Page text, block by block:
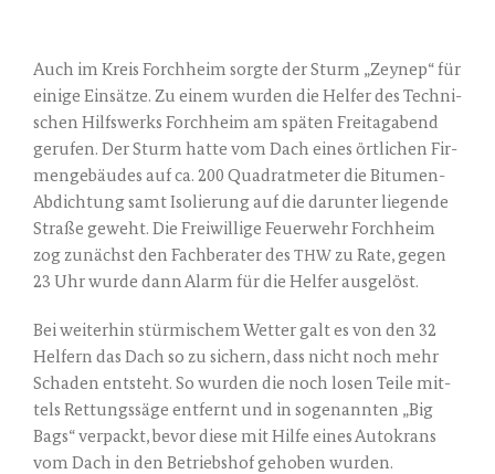
grösseres
Bild
Auch im Kreis Forch­heim sorg­te der Sturm „Zeynep“ für
eini­ge Ein­sät­ze. Zu einem wur­den die Hel­fer des Tech­ni­
schen Hilfs­werks Forch­heim am spä­ten Frei­tag­abend
geru­fen. Der Sturm hat­te vom Dach eines ört­li­chen Fir­
men­ge­bäu­des auf ca. 200 Qua­drat­me­ter die Bitu­men-
Abdich­tung samt Iso­lie­rung auf die dar­un­ter lie­gen­de
Stra­ße geweht. Die Frei­wil­li­ge Feu­er­wehr Forch­heim
zog zunächst den Fach­be­ra­ter des THWzu Rate, gegen
23 Uhr wur­de dann Alarm für die Hel­fer ausgelöst.
Bei wei­ter­hin stür­mi­schem Wet­ter galt es von den 32
Hel­fern das Dach so zu sichern, dass nicht noch mehr
Scha­den ent­steht. So wur­den die noch losen Tei­le mit­
tels Ret­tungs­sä­ge ent­fernt und in soge­nann­ten „Big
Bags“ ver­packt, bevor die­se mit Hil­fe eines Auto­krans
vom Dach in den Betriebs­hof geho­ben wur­den.